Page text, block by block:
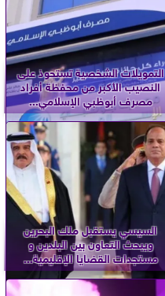
التمويلات الشخصية تستحوذ على
النصيب الأكبر من محفظة أفراد
مصرف أبوظبي الإسلامي...
السيسي يستقبل ملك البحرين
ويبحث التعاون بين البلدين و
مستجدات القضايا الإقليمية...